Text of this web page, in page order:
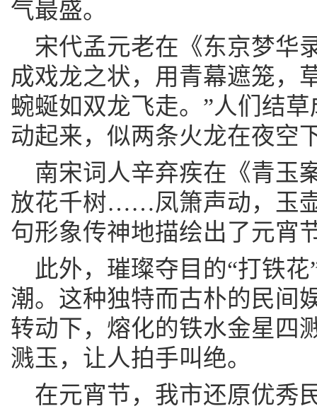
气最盛。
宋代孟元老在《东京梦华
成戏龙之状，用青幕遮笼，
蜿蜒如双龙飞走。”人们结
动起来，似两条火龙在夜空
南宋词人辛弃疾在《青玉
放花千树……凤箫声动，玉
句形象传神地描绘出了元宵
此外，璀璨夺目的“打铁
潮。这种独特而古朴的民间
转动下，熔化的铁水金星四
溅玉，让人拍手叫绝。
在元宵节，我市还原优秀